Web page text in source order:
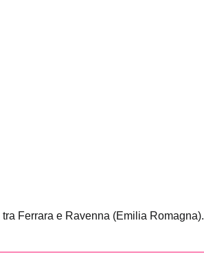
Ferrara e Ravenna (Emilia Romagna).